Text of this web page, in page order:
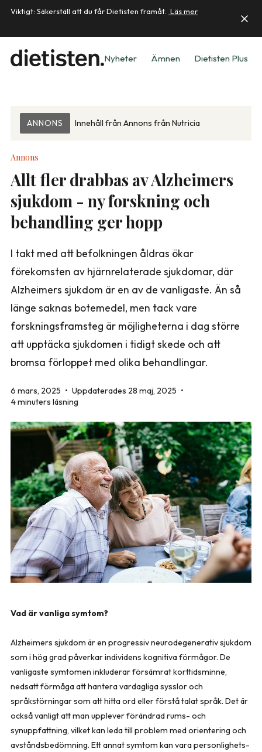
Viktigt: Säkerställ att du får Dietisten framåt. Läs mer
Nyheter Ämnen Dietisten Plus
ANNONS Innehåll från Annons från Nutricia
Annons
Allt fler drabbas av Alzheimers
sjukdom - ny forskning och
behandling ger hopp
I takt med att befolkningen åldras ökar
förekomsten av hjärnrelaterade sjukdomar, där
Alzheimers sjukdom är en av de vanligaste. Än så
länge saknas botemedel, men tack vare
forskningsframsteg är möjligheterna i dag större
att upptäcka sjukdomen i tidigt skede och att
bromsa förloppet med olika behandlingar.
6 mars, 2025 • Uppdaterades 28 maj, 2025 •
4 minuters läsning
Vad är vanliga symtom?
Alzheimers sjukdom är en progressiv neurodegenerativ sjukdom
som i hög grad påverkar individens kognitiva förmågor. De
vanligaste symtomen inkluderar försämrat korttidsminne,
nedsatt förmåga att hantera vardagliga sysslor och
språkstörningar som att hitta ord eller förstå talat språk. Det är
också vanligt att man upplever förändrad rums- och
synuppfattning, vilket kan leda till problem med orientering och
avståndsbedömning. Ett annat symtom kan vara personlighets-